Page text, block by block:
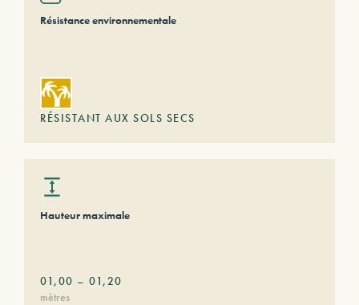
Résistance environnementale
RÉSISTANT AUX SOLS SECS
Hauteur maximale
01,00 – 01,20
mètres